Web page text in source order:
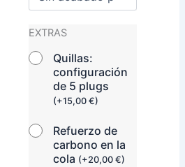
EXTRAS
Quillas:
configuración
de 5 plugs
(+15,00€)
Refuerzo de
carbono en la
cola (+20,00€)